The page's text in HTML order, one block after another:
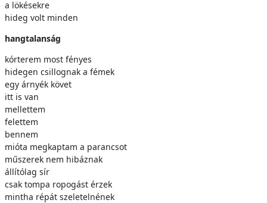
a lökésekre
hideg volt minden
hangtalanság
kórterem most fényes
hidegen csillognak a fémek
egy árnyék követ
itt is van
mellettem
felettem
bennem
mióta megkaptam a parancsot
műszerek nem hibáznak
állítólag sír
csak tompa ropogást érzek
mintha répát szeletelnének